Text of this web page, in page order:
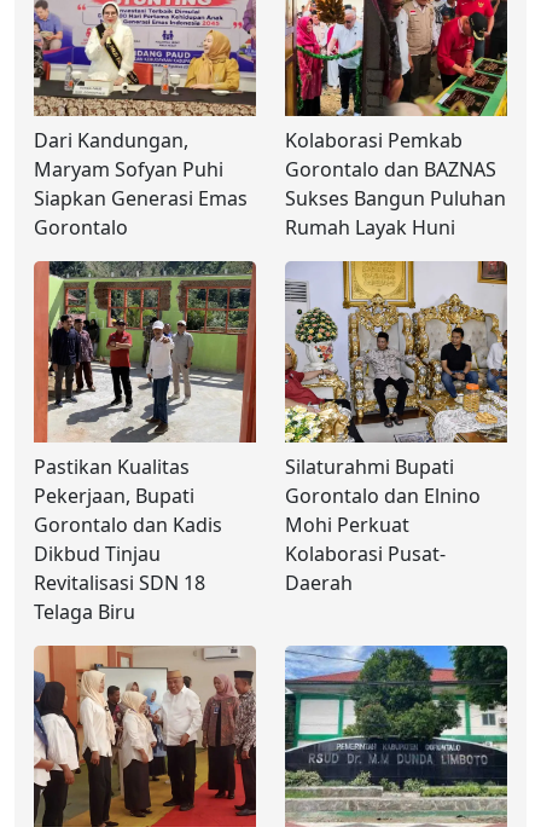
Dari Kandungan,
Maryam Sofyan Puhi
Siapkan Generasi Emas
Gorontalo
Kolaborasi Pemkab
Gorontalo dan BAZNAS
Sukses Bangun Puluhan
Rumah Layak Huni
Pastikan Kualitas
Pekerjaan, Bupati
Gorontalo dan Kadis
Dikbud Tinjau
Revitalisasi SDN 18
Telaga Biru
Silaturahmi Bupati
Gorontalo dan Elnino
Mohi Perkuat
Kolaborasi Pusat-
Daerah